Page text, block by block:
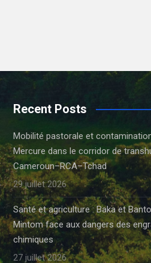
Recent Posts
Mobilité pastorale et
Mercure dans le corridor de
Cameroun–RCA–Tchad
29 juillet 2026
Santé et agriculture : Baka et
Mintom face aux dangers des
chimiques
27 juillet 2026